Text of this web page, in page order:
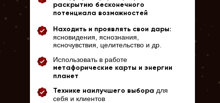
Находить и проявлять свои дары:
ясновидения, яснознания,
ясночувствия, целительство и др.
Технике наилучшего выбора для
себя и клиентов
Использовать в работе
метафорические карты и энергии
планет
раскрытию бесконечного
потенциала возможностей